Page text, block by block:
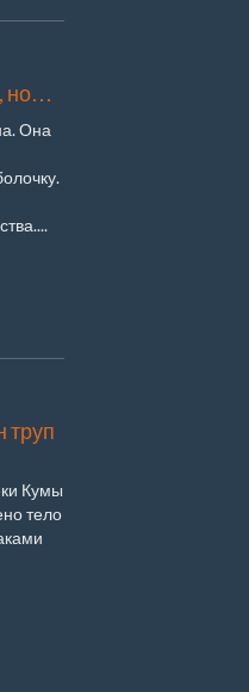
но…
Она
труп
Кумы
тело